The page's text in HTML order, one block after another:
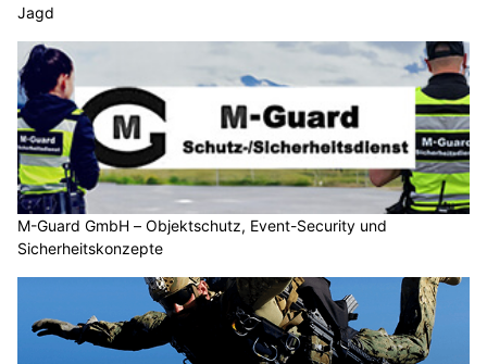
Jagd
M-Guard GmbH – Objektschutz, Event-Security und
Sicherheitskonzepte